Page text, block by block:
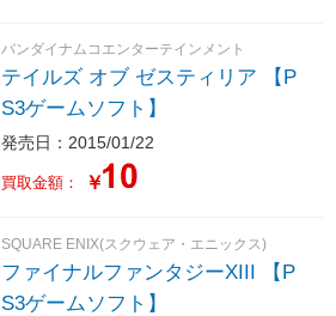
バンダイナムコエンターテインメント
テイルズ オブ ゼスティリア 【P
S3ゲームソフト】
発売日：2015/01/22
買取金額： ￥
SQUARE ENIX(スクウェア・エニックス)
ファイナルファンタジーXIII 【P
S3ゲームソフト】